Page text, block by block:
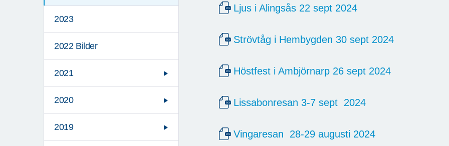
2023
2022 Bilder
2021
2020
2019
Ljus i Alingsås 22 sept 2024
Strövtåg i Hembygden 30 sept 2024
Höstfest i Ambjörnarp 26 sept 2024
Lissabonresan 3-7 sept 2024
Vingaresan 28-29 augusti 2024